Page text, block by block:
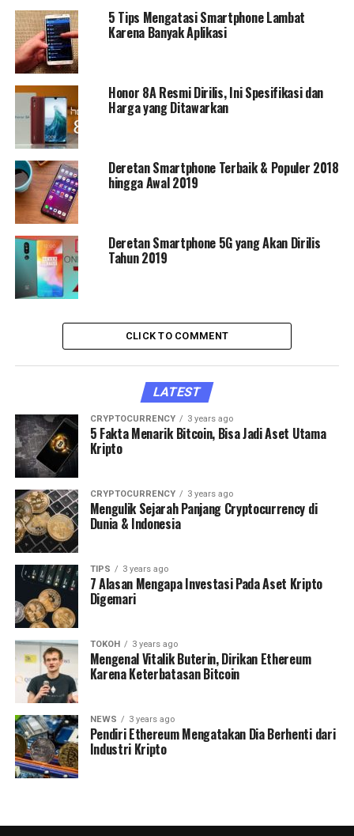
5 Tips Mengatasi Smartphone Lambat
Karena Banyak Aplikasi
Honor 8A Resmi Dirilis, Ini Spesifikasi dan
Harga yang Ditawarkan
Deretan Smartphone Terbaik & Populer 2018
hingga Awal 2019
Deretan Smartphone 5G yang Akan Dirilis
Tahun 2019
CLICK TO COMMENT
LATEST
CRYPTOCURRENCY 3 years ago
5 Fakta Menarik Bitcoin, Bisa Jadi Aset Utama
Kripto
CRYPTOCURRENCY 3 years ago
Mengulik Sejarah Panjang Cryptocurrency di
Dunia & Indonesia
TIPS 3 years ago
7 Alasan Mengapa Investasi Pada Aset Kripto
Digemari
TOKOH 3 years ago
Mengenal Vitalik Buterin, Dirikan Ethereum
Karena Keterbatasan Bitcoin
NEWS 3 years ago
Pendiri Ethereum Mengatakan Dia Berhenti dari
Industri Kripto